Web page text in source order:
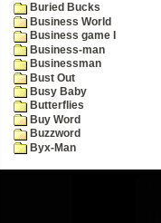
Buried Bucks
Business World
Business game I
Business-man
Businessman
Bust Out
Busy Baby
Butterflies
Buy Word
Buzzword
Byx-Man